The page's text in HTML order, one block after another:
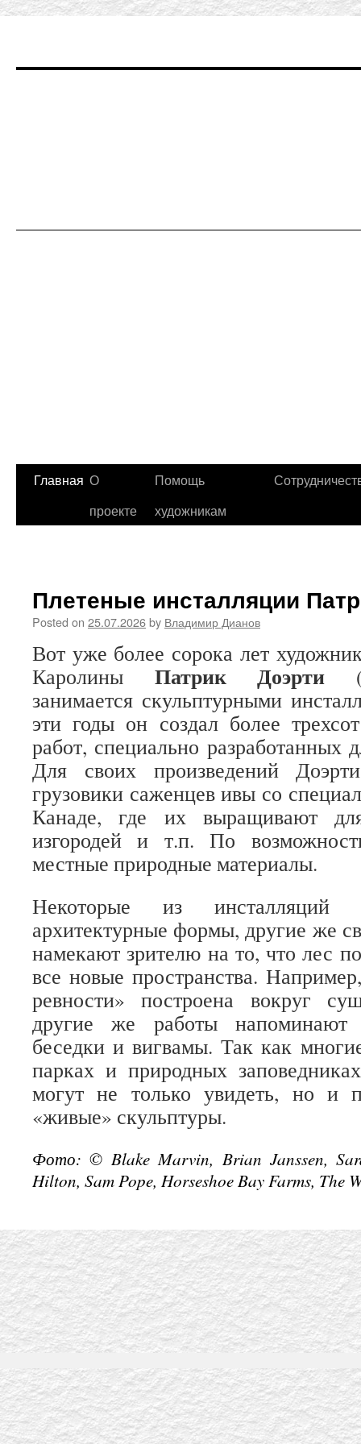
Главная О
проекте
Помощь
художникам
Плетеные инсталляции
Posted on 25.07.2026by Владимир Дианов
Вот уже более сорока лет
Каролины Патрик Доэрти
занимается скульптурными
эти годы он создал более
работ, специально разработанных
Для своих произведений
грузовики саженцев ивы со
Канаде, где их выращивают
изгородей и т.п. По
местные природные материалы.
Некоторые из инсталляций
архитектурные формы, другие же
намекают зрителю на то, что лес
все новые пространства.
ревности» построена вокруг
другие же работы напоминают
беседки и вигвамы. Так как
парках и природных
могут не только увидеть, но и
«живые» скульптуры.
Фото: © Blake Marvin, Brian Janssen,
Hilton, Sam Pope, Horseshoe Bay Farms, The